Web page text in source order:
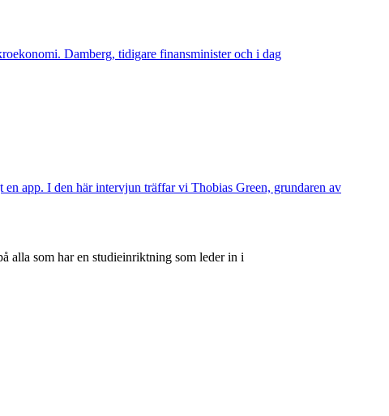
Damberg, tidigare finansminister och i dag
app. I den här intervjun träffar vi Thobias Green, grundaren av
alla som har en studieinriktning som leder in i